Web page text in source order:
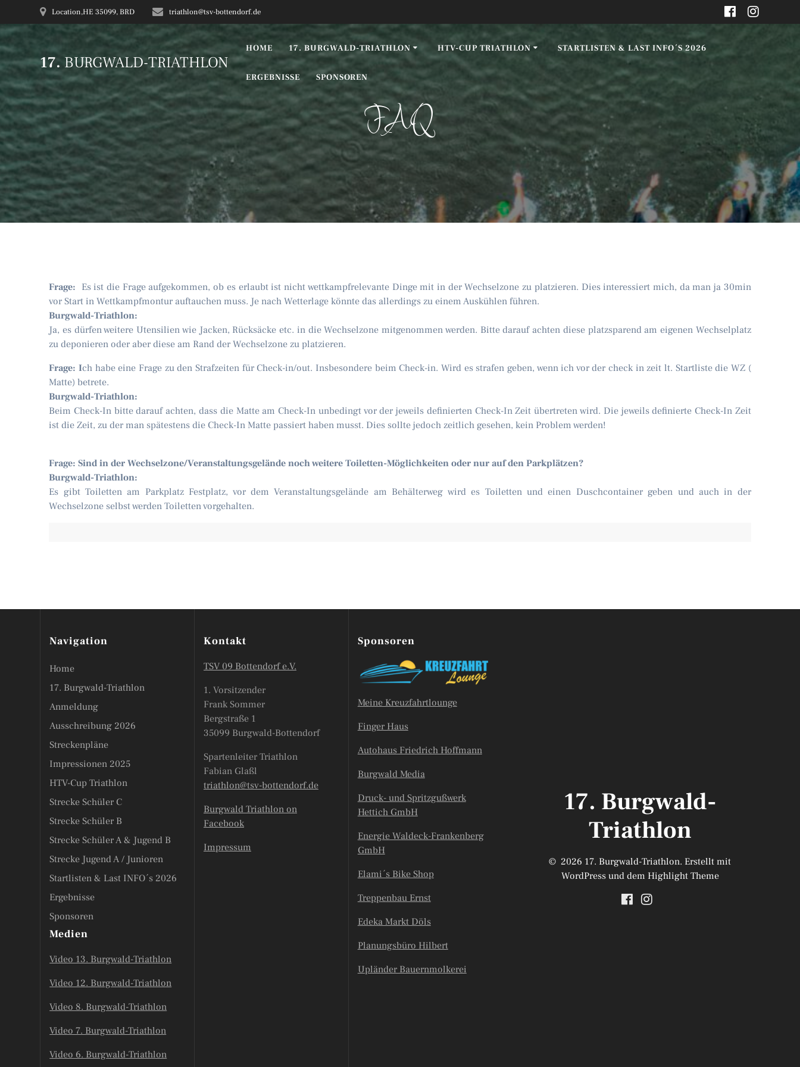
Inhalt
springen
Location,HE 35099, BRD triathlon@tsv-bottendorf.de
17. BURGWALD-TRIATHLON
HOME 17. BURGWALD-TRIATHLON HTV-CUP TRIATHLON STARTLISTEN & LAST INFO´S 2026
ERGEBNISSE SPONSOREN
FAQ
Frage: Es ist die Frage aufgekommen, ob es erlaubt ist nicht wettkampfrelevante Dinge mit in der Wechselzone zu platzieren. Dies interessiert mich, da man ja 30min
vor Start in Wettkampfmontur auftauchen muss. Je nach Wetterlage könnte das allerdings zu einem Auskühlen führen.
Burgwald-Triathlon:
Ja, es dürfen weitere Utensilien wie Jacken, Rücksäcke etc. in die Wechselzone mitgenommen werden. Bitte darauf achten diese platzsparend am eigenen Wechselplatz
zu deponieren oder aber diese am Rand der Wechselzone zu platzieren.
Frage: Ich habe eine Frage zu den Strafzeiten für Check-in/out. Insbesondere beim Check-in. Wird es strafen geben, wenn ich vor der check in zeit lt. Startliste die WZ (
Matte) betrete.
Burgwald-Triathlon:
Beim Check-In bitte darauf achten, dass die Matte am Check-In unbedingt vor der jeweils definierten Check-In Zeit übertreten wird. Die jeweils definierte Check-In Zeit
ist die Zeit, zu der man spätestens die Check-In Matte passiert haben musst. Dies sollte jedoch zeitlich gesehen, kein Problem werden!
Frage: Sind in der Wechselzone/Veranstaltungsgelände noch weitere Toiletten-Möglichkeiten oder nur auf den Parkplätzen?
Burgwald-Triathlon:
Es gibt Toiletten am Parkplatz Festplatz, vor dem Veranstaltungsgelände am Behälterweg wird es Toiletten und einen Duschcontainer geben und auch in der
Wechselzone selbst werden Toiletten vorgehalten.
Navigation
Home
17. Burgwald-Triathlon
Anmeldung
Ausschreibung 2026
Streckenpläne
Impressionen 2025
HTV-Cup Triathlon
Strecke Schüler C
Strecke Schüler B
Strecke Schüler A & Jugend B
Strecke Jugend A / Junioren
Startlisten & Last INFO´s 2026
Ergebnisse
Sponsoren
Medien
Video 13. Burgwald-Triathlon
Video 12. Burgwald-Triathlon
Video 8. Burgwald-Triathlon
Video 7. Burgwald-Triathlon
Video 6. Burgwald-Triathlon
Kontakt
TSV 09 Bottendorf e.V.
1. Vorsitzender
Frank Sommer
Bergstraße 1
35099 Burgwald-Bottendorf
Spartenleiter Triathlon
Fabian Glaßl
triathlon@tsv-bottendorf.de
Burgwald Triathlon on
Facebook
Impressum
Sponsoren
Meine Kreuzfahrtlounge
Finger Haus
Autohaus Friedrich Hoffmann
Burgwald Media
Druck- und Spritzgußwerk
Hettich GmbH
Energie Waldeck-Frankenberg
GmbH
Elami´s Bike Shop
Treppenbau Ernst
Edeka Markt Döls
Planungsbüro Hilbert
Upländer Bauernmolkerei
17. Burgwald-
Triathlon
© 2026 17. Burgwald-Triathlon. Erstellt mit
WordPress und dem Highlight Theme